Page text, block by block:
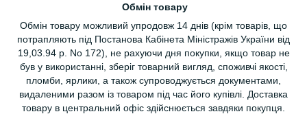
Обмін товару
Обмін товару можливий упродовж 14 днів (крім товарів, що
потрапляють під Постанова Кабінета Міністражів України від
19,03.94 р. No 172), не рахуючи дня покупки, якщо товар не
був у використанні, зберіг товарний вигляд, споживчі якості,
пломби, ярлики, а також супроводжується документами,
видаленими разом із товаром під час його купівлі. Доставка
товару в центральний офіс здійснюється завдяки покупця.